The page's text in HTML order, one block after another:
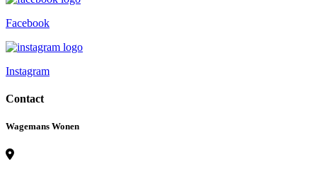
Facebook
Instagram
Contact
Wagemans Wonen